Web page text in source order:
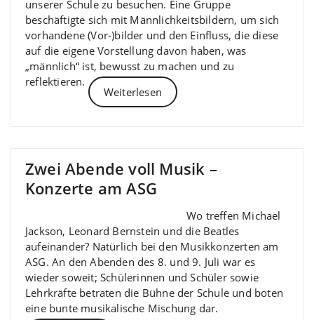
unserer Schule zu besuchen. Eine Gruppe
beschäftigte sich mit Männlichkeitsbildern, um sich
vorhandene (Vor-)bilder und den Einfluss, die diese
auf die eigene Vorstellung davon haben, was
„männlich“ ist, bewusst zu machen und zu
reflektieren.
Weiterlesen
Zwei Abende voll Musik –
Konzerte am ASG
Wo treffen Michael
Jackson, Leonard Bernstein und die Beatles
aufeinander? Natürlich bei den Musikkonzerten am
ASG. An den Abenden des 8. und 9. Juli war es
wieder soweit; Schülerinnen und Schüler sowie
Lehrkräfte betraten die Bühne der Schule und boten
eine bunte musikalische Mischung dar.